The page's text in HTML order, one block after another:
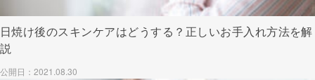
日焼け後のスキンケアはどうする？正しいお手入れ方法を解
説
公開日：2021.08.30